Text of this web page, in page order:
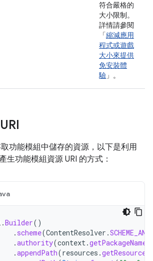
符合嚴格的
大小限制。
詳情請參閱
「縮減應用
程式或遊戲
大小來提供
免安裝體
驗 」。
功能模組中儲存的資源，以下是利用
生功能模組資源 URI 的方式：
.Builder()
. scheme(ContentResolver .
.authority(context.getPackageName
.appendPath(resources .